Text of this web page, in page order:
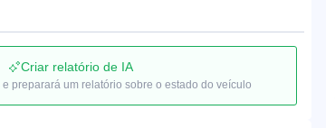
Criar relatório de IA
preparará um relatório sobre o estado do veículo